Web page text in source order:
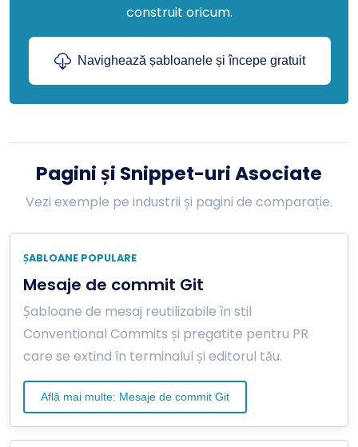
construit oricum.
Navighează șabloanele și începe gratuit
Pagini și Snippet-uri Asociate
Vezi exemple pe industrii și pagini de comparație.
ȘABLOANE POPULARE
Mesaje de commit Git
Șabloane de mesaj reutilizabile în stil
Conventional Commits și pregatite pentru PR
care se extind în terminalul și editorul tău.
Află mai multe: Mesaje de commit Git